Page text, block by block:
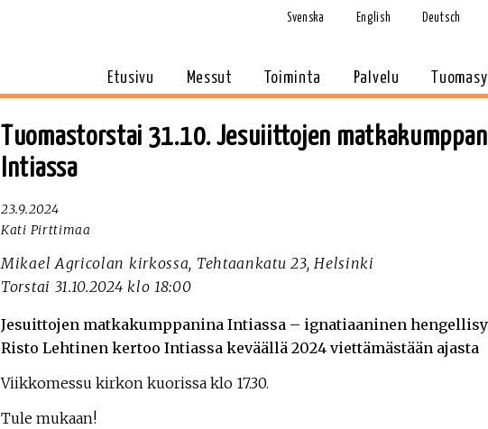
Svenska English Deutsch
Etusivu Messut Toiminta Palvelu
Tuomastorstai 31.10. Jesuiittojen
Intiassa
23.9.2024
Kati Pirttimaa
Mikael Agricolan kirkossa, Tehtaankatu 23, Helsinki
Torstai 31.10.2024 klo 18:00
Jesuittojen matkakumppanina Intiassa – ignatiaaninen
Risto Lehtinen kertoo Intiassa keväällä 2024 viettämästään ajasta
Viikkomessu kirkon kuorissa klo 17.30.
Tule mukaan!